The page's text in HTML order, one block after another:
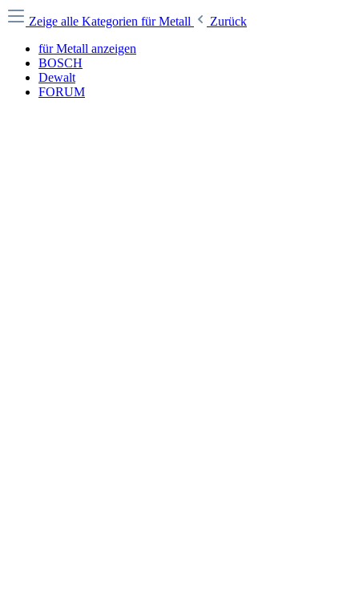
Zeige alle Kategorien für Metall
Zurück
für Metall anzeigen
BOSCH
Dewalt
FORUM